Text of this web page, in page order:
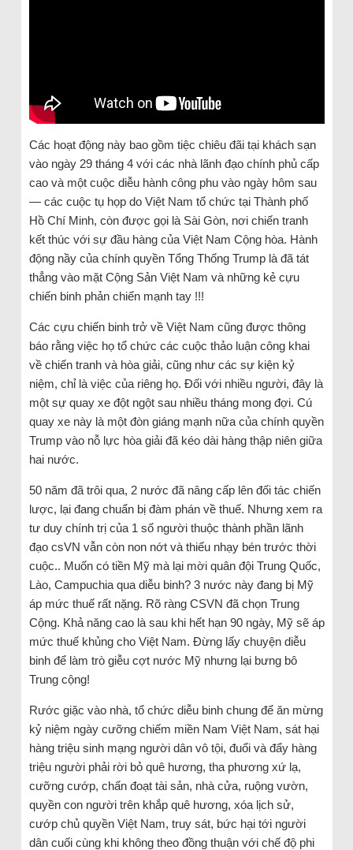
Các hoạt động này bao gồm tiệc chiêu đãi tại khách sạn
vào ngày 29 tháng 4 với các nhà lãnh đạo chính phủ cấp
cao và một cuộc diễu hành công phu vào ngày hôm sau
— các cuộc tụ họp do Việt Nam tổ chức tại Thành phố
Hồ Chí Minh, còn được gọi là Sài Gòn, nơi chiến tranh
kết thúc với sự đầu hàng của Việt Nam Cộng hòa. Hành
động nầy của chính quyền Tổng Thống Trump là đã tát
thẳng vào mặt Cộng Sản Việt Nam và những kẻ cựu
chiến binh phản chiến mạnh tay !!!
Các cựu chiến binh trở về Việt Nam cũng được thông
báo rằng việc họ tổ chức các cuộc thảo luận công khai
về chiến tranh và hòa giải, cũng như các sự kiện kỷ
niệm, chỉ là việc của riêng họ. Đối với nhiều người, đây là
một sự quay xe đột ngột sau nhiều tháng mong đợi. Cú
quay xe này là một đòn giáng mạnh nữa của chính quyền
Trump vào nỗ lực hòa giải đã kéo dài hàng thập niên giữa
hai nước.
50 năm đã trôi qua, 2 nước đã nâng cấp lên đối tác chiến
lược, lại đang chuẩn bị đàm phán về thuế. Nhưng xem ra
tư duy chính trị của 1 số người thuộc thành phần lãnh
đạo csVN vẫn còn non nớt và thiếu nhạy bén trước thời
cuộc.. Muốn có tiền Mỹ mà lại mời quân đội Trung Quốc,
Lào, Campuchia qua diễu binh? 3 nước này đang bị Mỹ
áp mức thuế rất nặng. Rõ ràng CSVN đã chọn Trung
Cộng. Khả năng cao là sau khi hết hạn 90 ngày, Mỹ sẽ áp
mức thuế khủng cho Việt Nam. Đừng lấy chuyện diễu
binh để làm trò giễu cợt nước Mỹ nhưng lại bưng bô
Trung cộng!
Rước giặc vào nhà, tổ chức diễu binh chung để ăn mừng
kỷ niệm ngày cưỡng chiếm miền Nam Việt Nam, sát hại
hàng triệu sinh mạng người dân vô tội, đuổi và đẩy hàng
triệu người phải rời bỏ quê hương, tha phương xứ lạ,
cưỡng cướp, chấn đoạt tài sản, nhà cửa, ruộng vườn,
quyền con người trên khắp quê hương, xóa lịch sử,
cướp chủ quyền Việt Nam, truy sát, bức hại tới người
dân cuối cùng khi không theo đồng thuận với chế độ phi